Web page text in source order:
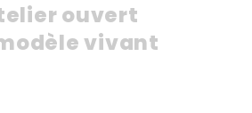
ouvert
vivant